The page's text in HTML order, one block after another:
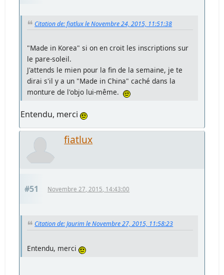
Citation de: fiatlux le Novembre 24, 2015, 11:51:38
"Made in Korea" si on en croit les inscriptions sur
le pare-soleil.
J'attends le mien pour la fin de la semaine, je te
dirai s'il y a un "Made in China" caché dans la
monture de l'objo lui-même.
Entendu, merci
fiatlux
#51 Novembre 27, 2015, 14:43:00
Citation de: Jaurim le Novembre 27, 2015, 11:58:23
Entendu, merci